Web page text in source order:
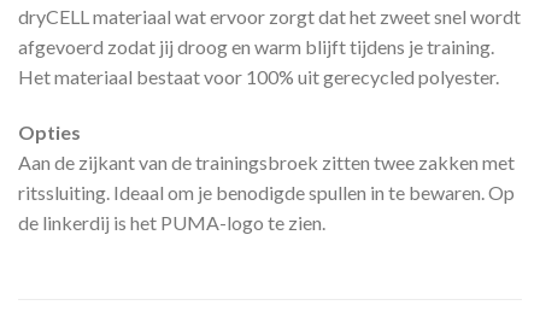
dryCELL materiaal wat ervoor zorgt dat het zweet snel wordt
afgevoerd zodat jij droog en warm blijft tijdens je training.
Het materiaal bestaat voor 100% uit gerecycled polyester.
Opties
Aan de zijkant van de trainingsbroek zitten twee zakken met
ritssluiting. Ideaal om je benodigde spullen in te bewaren. Op
de linkerdij is het PUMA-logo te zien.